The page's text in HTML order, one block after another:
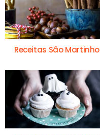
Receitas São Martinho